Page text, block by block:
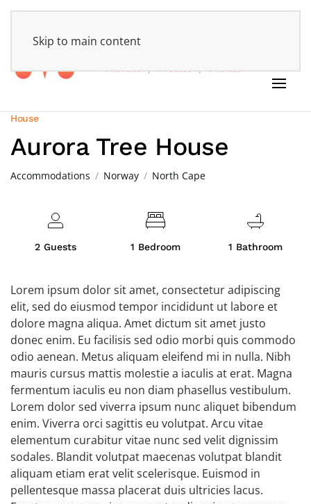
Skip to main content
House
Aurora Tree House
Accommodations Norway North Cape
2 Guests 1 Bedroom 1 Bathroom
Lorem ipsum dolor sit amet, consectetur adipiscing
elit, sed do eiusmod tempor incididunt ut labore et
dolore magna aliqua. Amet dictum sit amet justo
donec enim. Eu facilisis sed odio morbi quis commodo
odio aenean. Metus aliquam eleifend mi in nulla. Nibh
mauris cursus mattis molestie a iaculis at erat. Magna
fermentum iaculis eu non diam phasellus vestibulum.
Lorem dolor sed viverra ipsum nunc aliquet bibendum
enim. Viverra orci sagittis eu volutpat. Arcu vitae
elementum curabitur vitae nunc sed velit dignissim
sodales. Blandit volutpat maecenas volutpat blandit
aliquam etiam erat velit scelerisque. Euismod in
pellentesque massa placerat duis ultricies lacus.